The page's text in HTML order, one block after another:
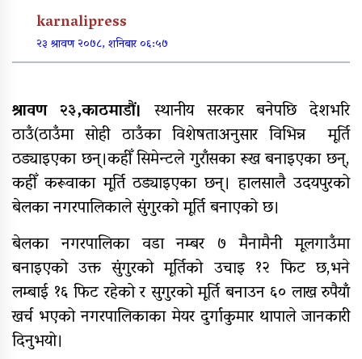
खुर्रा खोलाको पुल ४ वर्षदेखि अलपत्र
व्यक्तिगत लगानीमा भगवान शिवको मूर्ति
स्थापना
अन्तर जिल्ला पालिकास्तरीय समन्वय
बैठक महाबुधाममा सम्पन्न
karnalipress
२३ श्रावण २०७८, शनिबार ०६:५७
श्रावण २३,काठमाडौं। स्थानीय सरकार बनेपछि देशभरि
ठाउँ(ठाउँमा सोही ठाउँका विशेषताअनुसार विभिन्न मूर्ति
ठड्याइएका छन्।कहीँ सिमेन्टले गुराँसका रूख बनाइएका छन्,
कहीँ करूवाका मूर्ति ठड्याइएका छन्। हालसालै उदयपुरको
बेलका नगरपालिकाले सुंगुरको मूर्ति बनाएको छ।
बेलका नगरपालिका वडा नम्बर ७ मैनामैनी मूलगाउँमा
बनाइएको उक्त सुंगुरको मूर्तिको उचाइ १२ फिट छ,भने
लम्बाई १६ फिट रहेको र सुगुरको मूर्ति बनाउन ६० लाख रुपैयाँ
खर्च भएको नगरपालिकाका मेयर दुर्गाकुमार थापाले जानकारी
दिनुभयो।